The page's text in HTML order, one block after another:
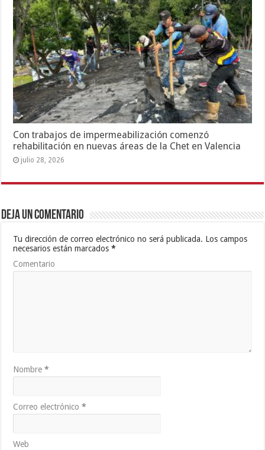
Con trabajos de impermeabilización comenzó
rehabilitación en nuevas áreas de la Chet en Valencia
julio 28, 2026
Deja un comentario
Tu dirección de correo electrónico no será publicada. Los campos
necesarios están marcados*
Comentario
Nombre*
Correo electrónico*
Web